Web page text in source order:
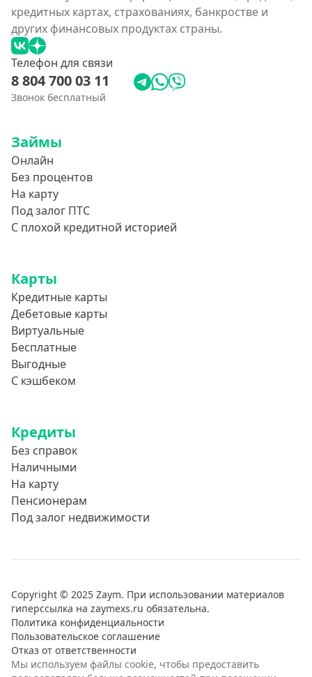
кредитных картах, страхованиях, банкростве и
других финансовых продуктах страны.
Телефон для связи
8 804 700 03 11
Звонок бесплатный
Займы
Онлайн
Без процентов
На карту
Под залог ПТС
С плохой кредитной историей
Карты
Кредитные карты
Дебетовые карты
Виртуальные
Бесплатные
Выгодные
С кэшбеком
Кредиты
Без справок
Наличными
На карту
Пенсионерам
Под залог недвижимости
Copyright © 2025 Zaym. При использовании материалов
гиперссылка на zaymexs.ru обязательна.
Политика конфиденциальности
Пользовательское соглашение
Отказ от ответственности
Мы используем файлы cookie, чтобы предоставить